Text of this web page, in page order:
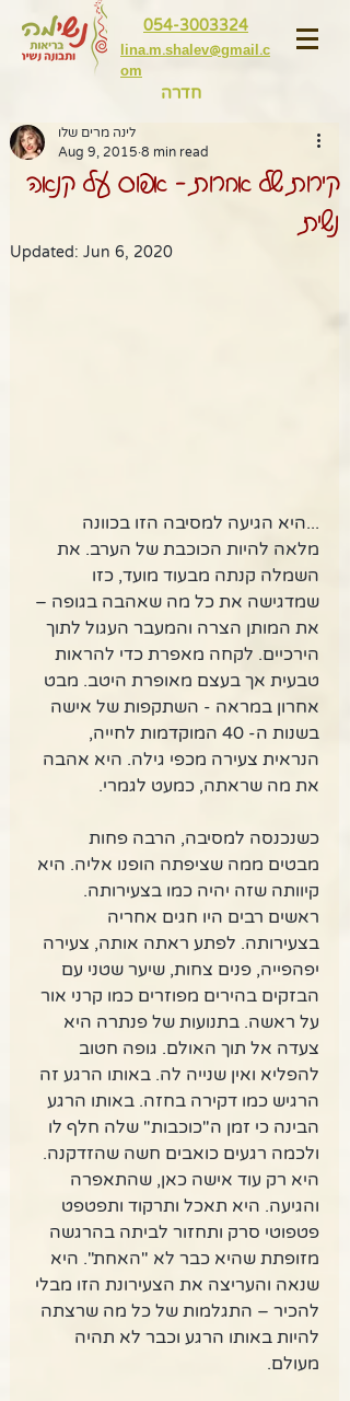
lina.m.shalev@gmail.c
om
054-3003324
חדרה
קירות של אחרות - אפוס על קנאה
נשית
לינה מרים שלו
Aug 9, 2015 8 min read
Updated: Jun 6, 2020
...היא הגיעה למסיבה הזו בכוונה
מלאה להיות הכוכבת של הערב. את
השמלה קנתה מבעוד מועד, כזו
שמדגישה את כל מה שאהבה בגופה –
את המותן הצרה והמעבר העגול לתוך
הירכיים. לקחה מאפרת כדי להראות
טבעית אך בעצם מאופרת היטב. מבט
אחרון במראה - השתקפות של אישה
בשנות ה- 40 המוקדמות לחייה,
הנראית צעירה מכפי גילה. היא אהבה
את מה שראתה, כמעט לגמרי.
כשנכנסה למסיבה, הרבה פחות
מבטים ממה שציפתה הופנו אליה. היא
קיוותה שזה יהיה כמו בצעירותה.
ראשים רבים היו חגים אחריה
בצעירותה. לפתע ראתה אותה, צעירה
יפהפייה, פנים צחות, שיער שטני עם
הבזקים בהירים מפוזרים כמו קרני אור
על ראשה. בתנועות של פנתרה היא
צעדה אל תוך האולם. גופה חטוב
להפליא ואין שנייה לה. באותו הרגע זה
הרגיש כמו דקירה בחזה. באותו הרגע
הבינה כי זמן ה"כוכבות" שלה חלף לו
ולכמה רגעים כואבים חשה שהזדקנה.
היא רק עוד אישה כאן, שהתאפרה
והגיעה. היא תאכל ותרקוד ותפטפט
פטפוטי סרק ותחזור לביתה בהרגשה
מזופתת שהיא כבר לא "האחת". היא
שנאה והעריצה את הצעירונת הזו מבלי
להכיר – התגלמות של כל מה שרצתה
להיות באותו הרגע וכבר לא תהיה
מעולם.